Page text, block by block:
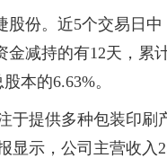
股份。近5个交易日
金减持的有12天，累
本的6.63%。
于提供多种包装印
显示，公司主营收入